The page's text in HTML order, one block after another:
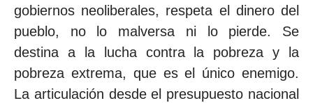
gobiernos neoliberales, respeta el dinero del
pueblo, no lo malversa ni lo pierde. Se
destina a la lucha contra la pobreza y la
pobreza extrema, que es el único enemigo.
La articulación desde el presupuesto nacional